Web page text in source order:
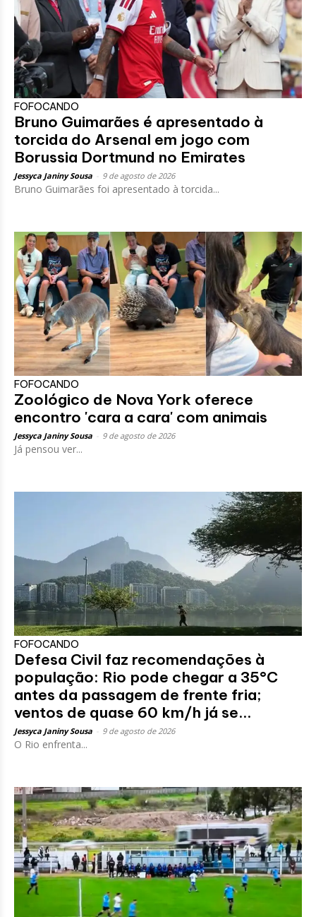
FOFOCANDO
Bruno Guimarães é apresentado à
torcida do Arsenal em jogo com
Borussia Dortmund no Emirates
Jessyca Janiny Sousa 9 de agosto de 2026
Bruno Guimarães foi apresentado à torcida...
FOFOCANDO
Zoológico de Nova York oferece
encontro 'cara a cara' com animais
Jessyca Janiny Sousa 9 de agosto de 2026
Já pensou ver...
FOFOCANDO
Defesa Civil faz recomendações à
população: Rio pode chegar a 35°C
antes da passagem de frente fria;
ventos de quase 60 km/h já se...
Jessyca Janiny Sousa 9 de agosto de 2026
O Rio enfrenta...